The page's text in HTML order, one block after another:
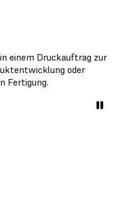
einem Druckauftrag zur
oder
Fertigung.